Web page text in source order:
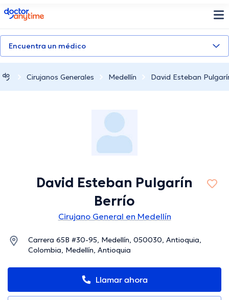
doctoranytime
Encuentra un médico
Cirujanos Generales Medellín David Esteban
David Esteban Pulgarín
Berrío
Cirujano General en Medellín
Carrera 65B #30-95, Medellín, 050030, Antioquia,
Colombia, Medellín, Antioquia
Llamar ahora